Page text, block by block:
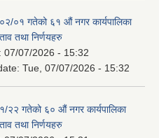
०१ गतेको ६१ औं नगर कार्यपालिका
तथा निर्णयहरु
07/07/2026 - 15:32
Tue, 07/07/2026 - 15:32
२२ गतेको ६० औं नगर कार्यपालिका
तथा निर्णयहरु